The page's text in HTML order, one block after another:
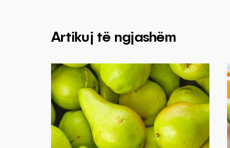
Artikuj të ngjashëm